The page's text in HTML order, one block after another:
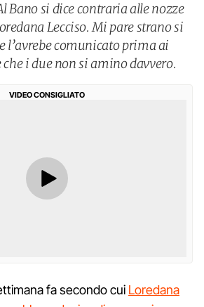
Bano si dice contraria alle nozze
Lecciso. Mi pare strano si
l’avrebe comunicato prima ai
i due non si amino davvero.
VIDEO CONSIGLIATO
fa secondo cui Loredana